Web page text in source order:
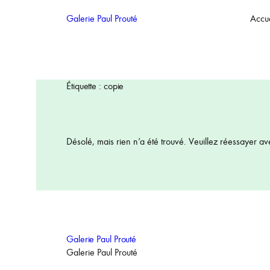
Galerie Paul Prouté
Étiquette : copie
Désolé, mais rien n’a été trouvé. Veuillez réessayer
Galerie Paul Prouté
Galerie Paul Prouté